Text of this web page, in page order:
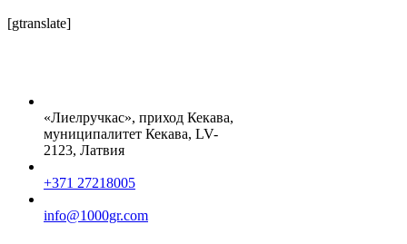
[gtranslate]
«Лиелручкас», приход Кекава,
муниципалитет Кекава, LV-
2123, Латвия
+371 27218005
info@1000gr.com